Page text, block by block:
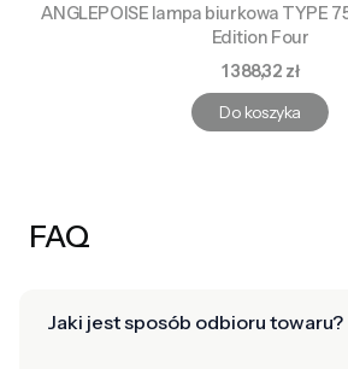
ANGLEPOISE lampa biurkowa TYPE
Edition Four
Cena
1 388,32 zł
Do koszyka
FAQ
Jaki jest sposób odbioru towaru?